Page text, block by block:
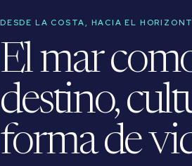
DESDE LA COSTA, HACIA EL
El mar
destino,
forma de